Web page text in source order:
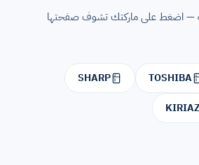
— اضغط على ماركتك تشوف صفحتها
TOSHIBA
SHARP